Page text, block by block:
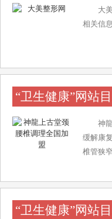
址 北
号。 西
大
相关信息
“卫生健康”网站
神
缓解康
椎管狭
“卫生健康”网站